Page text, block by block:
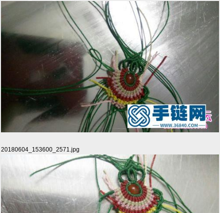
20180604_153600_2571.jpg